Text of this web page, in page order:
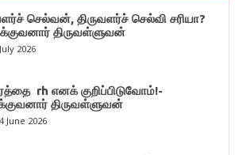
செல்வன், திருவளர்ச் செல்வி சரியா?
திருவள்ளுவன்
2026
rh எனக் குறிப்பிடுவோம்!-
திருவள்ளுவன்
June 2026